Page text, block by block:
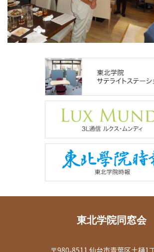
東北学院同窓会